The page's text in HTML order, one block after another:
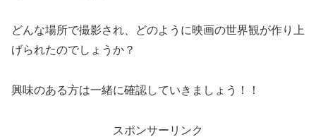
どんな場所で撮影され、どのように映画の世界観が作り上
げられたのでしょうか？
興味のある方は一緒に確認していきましょう！！
スポンサーリンク